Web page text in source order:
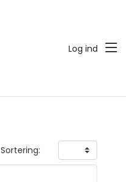
Log ind
Sortering: